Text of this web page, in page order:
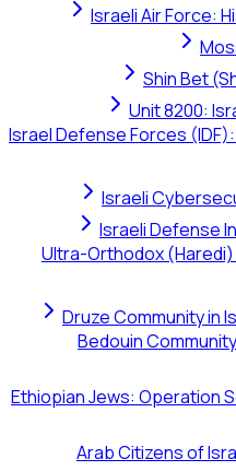
Israeli Air Force:
Shin Bet
Unit 8200:
Israel Defense Forces
Israeli
Israeli Defense
Ultra-Orthodox
Druze Community in
Bedouin
Ethiopian Jews: Operation
Arab Citizens of